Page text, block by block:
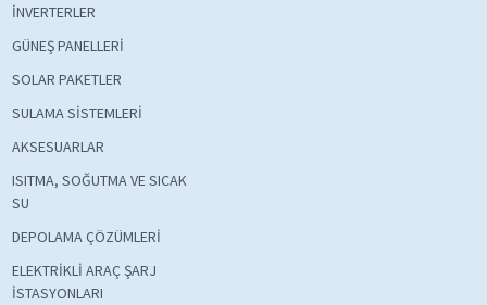
İNVERTERLER
GÜNEŞ PANELLERİ
SOLAR PAKETLER
SULAMA SİSTEMLERİ
AKSESUARLAR
ISITMA, SOĞUTMA VE SICAK
SU
DEPOLAMA ÇÖZÜMLERİ
ELEKTRİKLİ ARAÇ ŞARJ
İSTASYONLARI